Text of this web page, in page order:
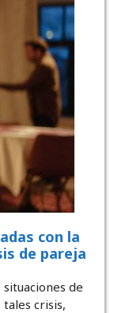
con la
de pareja
de
crisis,